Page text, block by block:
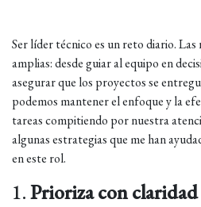
Ser líder técnico es un reto diario. Las
amplias: desde guiar al equipo en
asegurar que los proyectos se
podemos mantener el enfoque y la
tareas compitiendo por nuestra
algunas estrategias que me han
en este rol.
1.Prioriza con claridad